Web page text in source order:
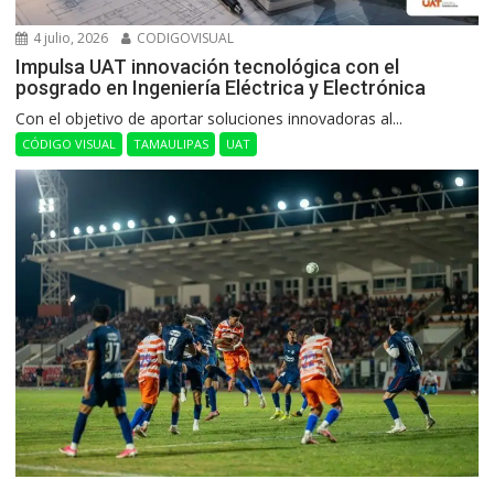
4 julio, 2026 CODIGOVISUAL
Impulsa UAT innovación tecnológica con el
posgrado en Ingeniería Eléctrica y Electrónica
Con el objetivo de aportar soluciones innovadoras al...
CÓDIGO VISUAL TAMAULIPAS UAT